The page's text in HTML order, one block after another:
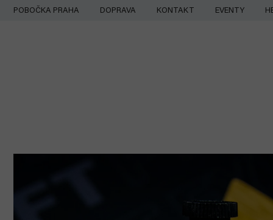
Přejít
POBOČKA PRAHA DOPRAVA KONTAKT EVENTY